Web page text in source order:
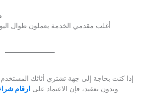
أغلب مقدمي الخدمة يعملون طوال
إذا كنت بحاجة إلى جهة تشتري أثاثك
وبدون تعقيد، فإن الاعتماد على ارقام